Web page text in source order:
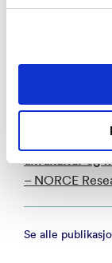
Kartlegging
akvakultur og
– NORCE
Se alle